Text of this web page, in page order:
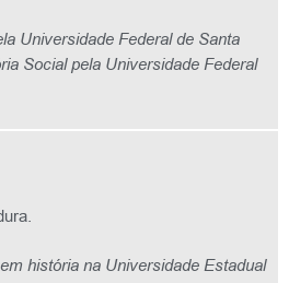
Universidade Federal de Santa
Social pela Universidade Federal
história na Universidade Estadual